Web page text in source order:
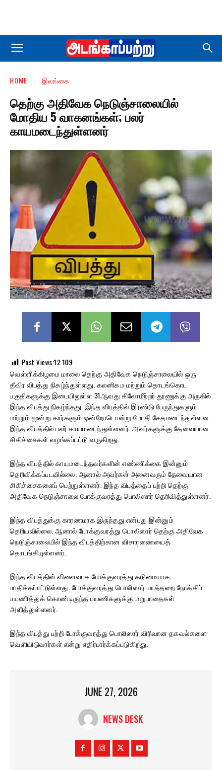
HOME இலங்கை
தெற்கு அதிவேக நெடுஞ்சாலையில்
மோதிய 5 வாகனங்கள்; பலர்
காயமடைந்துள்ளனர்
Post Views:12109
வெள்ளிக்கிழமை மாலை தெற்கு அதிவேக நெடுஞ்சாலையில் ஒரு
தீவிர விபத்து நிகழ்ந்துள்ளது. கலனிகம மற்றும் தொடங்கொட
பகுதிகளுக்கு இடையிலுள்ள 31ஆவது கிலோமீற்றர் தூணுக்கு அருகில்
இந்த விபத்து நிகழ்ந்தது. இந்த விபத்தில் இரண்டு பேருந்துகளும்
மற்றும் மூன்று கார்களும் ஒன்றோடொன்று மோதி சேதமடைந்துள்ளன.
இந்த விபத்தில் பலர் காயமடைந்துள்ளனர். அவர்களுக்கு தேவையான
சிகிச்சைகள் வழங்கப்பட்டு வருகிறது.
இந்த விபத்தில் காயமடைந்தவர்களின் எண்ணிக்கை இன்னும்
தெரிவிக்கப்படவில்லை. ஆனால் அவர்கள் அனைவரும் தேவையான
சிகிச்சைகளைப் பெற்றுள்ளனர். இந்த விபத்தைப் பற்றி தெற்கு
அதிவேக நெடுஞ்சாலை போக்குவரத்து பொலிஸார் தெரிவித்துள்ளனர்.
இந்த விபத்துக்கு காரணமாக இருந்தது என்பது இன்னும்
தெரியவில்லை. ஆனால் போக்குவரத்து பொலிஸார் தெற்கு அதிவேக
நெடுஞ்சாலையில் இந்த விபத்திற்கான விசாரணையைத்
தொடங்கியுள்ளனர்.
இந்த விபத்தின் விளைவாக போக்குவரத்து கடுமையாக
பாதிக்கப்பட்டுள்ளது. போக்குவரத்து பொலிஸார் மாத்தறை நோக்கிப்
பயணித்துக் கொண்டிருந்த பயணிகளுக்கு மறுபாதைகள்
அளித்துள்ளனர்.
இந்த விபத்து பற்றி போக்குவரத்து பொலிஸார் விரிவான தகவல்களை
வெளியிடுவார்கள் என்று எதிர்பார்க்கப்படுகிறது.
JUNE 27, 2026
NEWS DESK